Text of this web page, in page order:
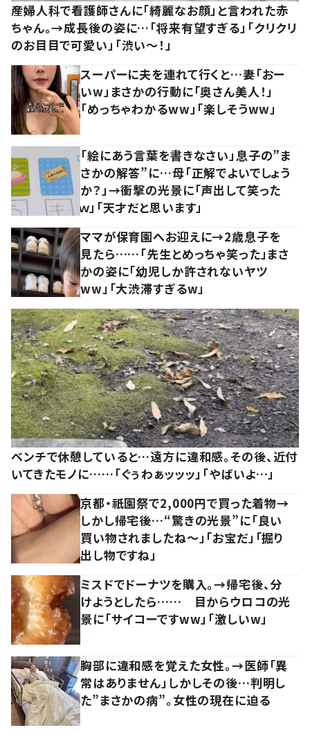
産婦人科で看護師さんに「綺麗なお顔」と言われた赤
ちゃん。→成長後の姿に…「将来有望すぎる」「クリクリ
のお目目で可愛い」「渋い～！」
スーパーに夫を連れて行くと…妻「おー
いw」まさかの行動に「奥さん美人！」
「めっちゃわかるww」「楽しそうww」
「絵にあう言葉を書きなさい」息子の”ま
さかの解答”に…母「正解でよいでしょう
か？」→衝撃の光景に「声出して笑った
ｗ」「天才だと思います」
ママが保育園へお迎えに→2歳息子を
見たら……「先生とめっちゃ笑った」まさ
かの姿に「幼児しか許されないヤツ
ww」「大渋滞すぎるw」
ベンチで休憩していると…遠方に違和感。その後、近付
いてきたモノに……「ぐぅわぁッッッ」「やばいよ…」
京都・祇園祭で2,000円で買った着物→
しかし帰宅後…“驚きの光景”に「良い
買い物されましたね～」「お宝だ」「掘り
出し物ですね」
ミスドでドーナツを購入。→帰宅後、分
けようとしたら…… 目からウロコの光
景に「サイコーですww」「激しいw」
胸部に違和感を覚えた女性。→医師「異
常はありません」しかしその後…判明し
た”まさかの病”。女性の現在に迫る